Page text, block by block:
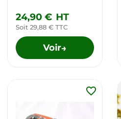
24,90 € HT
Soit 29,88 € TTC
Voir→
favorite_border